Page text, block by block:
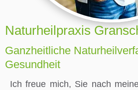
Naturheilpraxis
Ganzheitliche
Gesundheit
Ich freue mich, Sie nach